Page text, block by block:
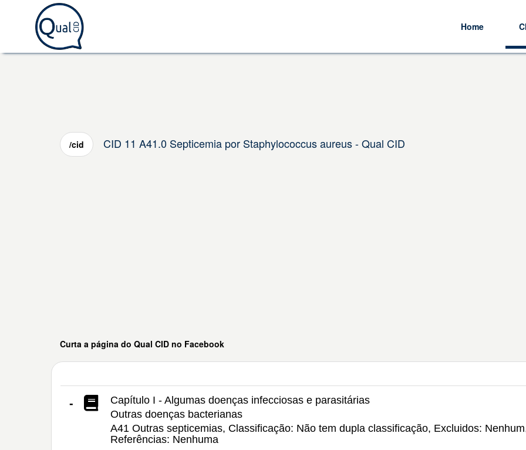
Home
/cid CID 11 A41.0 Septicemia por Staphylococcus aureus - Qual CID
Curta a página do Qual CID no Facebook
-
Capítulo I - Algumas doenças infecciosas e parasitárias
Outras doenças bacterianas
A41 Outras septicemias, Classificação: Não tem dupla classificação, Excluidos:
Referências: Nenhuma